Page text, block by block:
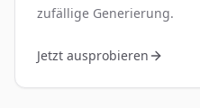
zufällige Generierung.
Jetzt ausprobieren